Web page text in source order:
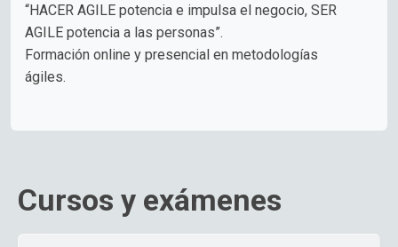
“HACER AGILE potencia e impulsa el negocio, SER
AGILE potencia a las personas”.
Formación online y presencial en metodologías
ágiles.
Cursos y exámenes